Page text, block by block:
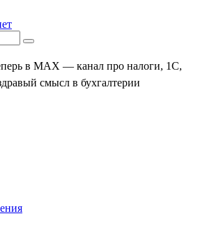
в MAX — канал про налоги, 1С,
смысл в бухгалтерии